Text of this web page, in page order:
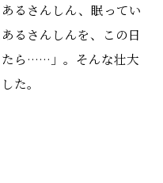
るさんしん、眠ってい
るさんしんを、この日
たら……」。そんな壮大
た。